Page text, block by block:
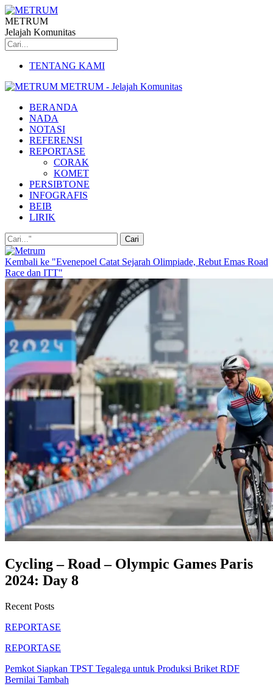
METRUM
Jelajah Komunitas
TENTANG KAMI
METRUM - Jelajah Komunitas
BERANDA
NADA
NOTASI
REFERENSI
REPORTASE
CORAK
KOMET
PERSIBTONE
INFOGRAFIS
BEIB
LIRIK
Kembali ke "Evenepoel Catat Sejarah Olimpiade, Rebut Emas Road
Race dan ITT"
Cycling – Road – Olympic Games Paris
2024: Day 8
Recent Posts
REPORTASE
REPORTASE
Pemkot Siapkan TPST Tegalega untuk Produksi Briket RDF
Bernilai Tambah